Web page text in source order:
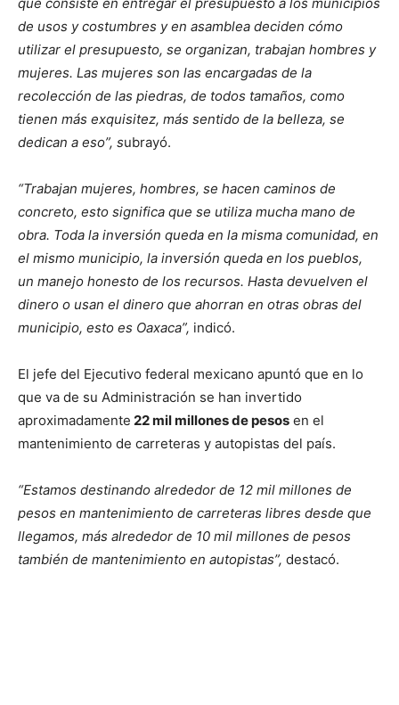
de usos y costumbres y en asamblea deciden cómo
utilizar el presupuesto, se organizan, trabajan hombres y
mujeres. Las mujeres son las encargadas de la
recolección de las piedras, de todos tamaños, como
tienen más exquisitez, más sentido de la belleza, se
dedican a eso”, subrayó.
“Trabajan mujeres, hombres, se hacen caminos de
concreto, esto significa que se utiliza mucha mano de
obra. Toda la inversión queda en la misma comunidad, en
el mismo municipio, la inversión queda en los pueblos,
un manejo honesto de los recursos. Hasta devuelven el
dinero o usan el dinero que ahorran en otras obras del
municipio, esto es Oaxaca”, indicó.
El jefe del Ejecutivo federal mexicano apuntó que en lo
que va de su Administración se han invertido
aproximadamente 22 mil millones de pesos en el
mantenimiento de carreteras y autopistas del país.
“Estamos destinando alrededor de 12 mil millones de
pesos en mantenimiento de carreteras libres desde que
llegamos, más alrededor de 10 mil millones de pesos
también de mantenimiento en autopistas”, destacó.